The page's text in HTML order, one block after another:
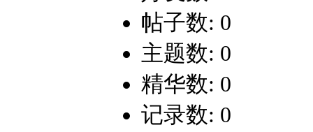
帖子数: 0
主题数: 0
精华数: 0
记录数: 0